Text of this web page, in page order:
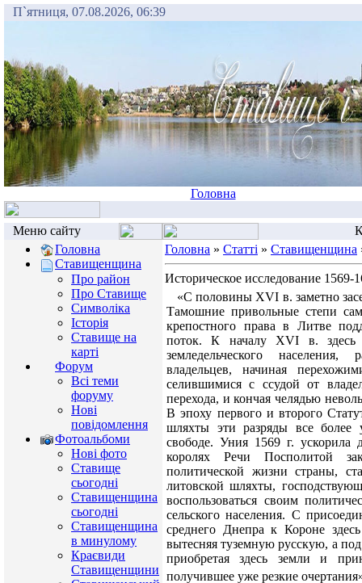
П`ятниця, 07.08.2026, 06:39
Головна
Меню сайту
Головна
Ставищенщина
Про район
Про Ставище
Символіка
Історія
Ставище на
карті
Форум
Всі теми
форуму
Нові
повідомлення
Фотоальбоми
Нові фото
Ставище
сьогодні
Ставищенщина
сьогодні
Ставищенщина
в минулому
Краєвиди
Ставищенщини
Головна » Статті » Ставищенщина
Историческое исследование 1569-
«С половины XVI в. заметно
Тамошние привольные степи
крепостного права в Литве
поток. К началу XVI в. здесь
земледельческого
владельцев, начиная
селившимися с ссудой от
перехода, и кончая челядью
В эпоху первого и второго
шляхты эти разряды все более
свободе. Уния 1569 г. ускорила
королях Речи Посполитой
политической жизни страны,
литовской шляхты,
воспользоваться своим
сельского населения. С
среднего Днепра к Короне
вытесняя туземную русскую, а
приобретая здесь земли и
получившее уже резкие